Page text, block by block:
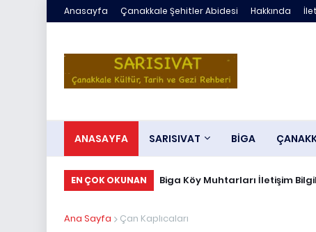
Anasayfa Çanakkale Şehitler Abidesi Hakkında
ANASAYFA SARISIVAT BİGA
EN ÇOK OKUNAN Biga Köy Muhtarları İletişim
Ana Sayfa Çan Kaplıcaları